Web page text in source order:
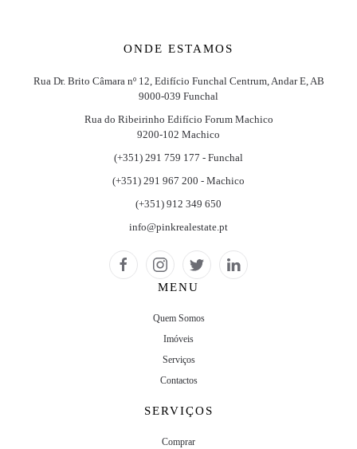
ONDE ESTAMOS
Rua Dr. Brito Câmara nº 12, Edifício Funchal Centrum, Andar E, AB
9000-039 Funchal
Rua do Ribeirinho Edifício Forum Machico
9200-102 Machico
(+351) 291 759 177 - Funchal
(+351) 291 967 200 - Machico
(+351) 912 349 650
info@pinkrealestate.pt
MENU
Quem Somos
Imóveis
Serviços
Contactos
SERVIÇOS
Comprar